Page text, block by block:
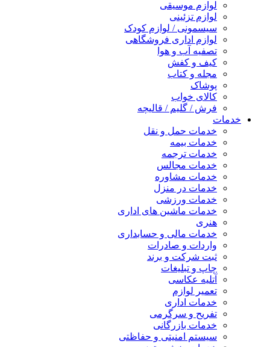
لوازم موسیقی
لوازم تزئینی
سیسمونی / لوازم کودک
لوازم اداری فروشگاهی
تصفیه آب و هوا
کیف و کفش
مجله و کتاب
پوشاک
کالای خواب
فرش / گلیم / قالیچه
خدمات
خدمات حمل و نقل
خدمات بیمه
خدمات ترجمه
خدمات مجالس
خدمات مشاوره
خدمات در منزل
خدمات ورزشی
خدمات ماشین های اداری
هنری
خدمات مالی و حسابداری
واردات و صادرات
ثبت شرکت و برند
چاپ و تبلیغات
آتلیه عکاسی
تعمیر لوازم
خدمات اداری
تفریح و سرگرمی
خدمات بازرگانی
سیستم امنیتی و حفاظتی